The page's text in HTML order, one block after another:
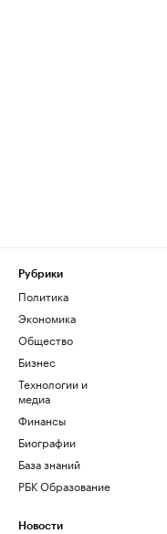
Рубрики
Политика
Экономика
Общество
Бизнес
Технологии и
медиа
Финансы
Биографии
База знаний
РБК Образование
Новости